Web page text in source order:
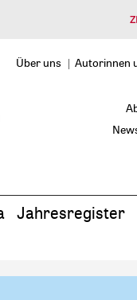
Über uns Autorinnen
Jahresregister